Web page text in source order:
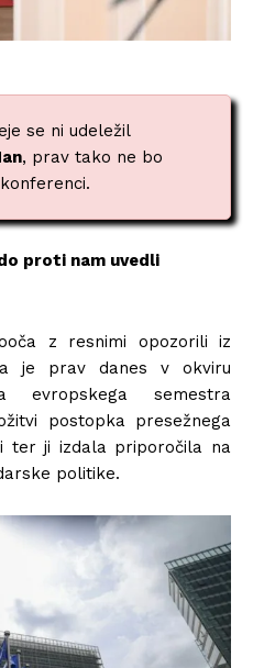
se ni udeležil
, prav tako ne bo
proti nam uvedli
z resnimi opozorili iz
je prav danes v okviru
evropskega semestra
postopka presežnega
ter ji izdala priporočila na
politike.